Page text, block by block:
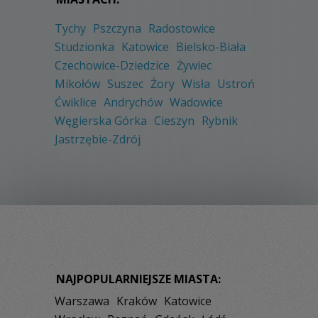
Tychy Pszczyna Radostowice
Studzionka Katowice Bielsko-Biała
Czechowice-Dziedzice Żywiec
Mikołów Suszec Żory Wisła Ustroń
Ćwiklice Andrychów Wadowice
Węgierska Górka Cieszyn Rybnik
Jastrzębie-Zdrój
NAJPOPULARNIEJSZE MIASTA:
Warszawa Kraków Katowice